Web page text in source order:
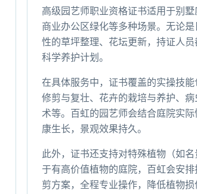
高级园艺师职业资格证书适用于别
商业办公区绿化等多种场景。无论
性的草坪整理、花坛更新，持证人
科学养护计划。
在具体服务中，证书覆盖的实操技
修剪与复壮、花卉的栽培与养护、
术等。百虹的园艺师会结合庭院实
康生长，景观效果持久。
此外，证书还支持对特殊植物（如
于有高价值植物的庭院，百虹会安
剪方案，全程专业操作，降低植物损